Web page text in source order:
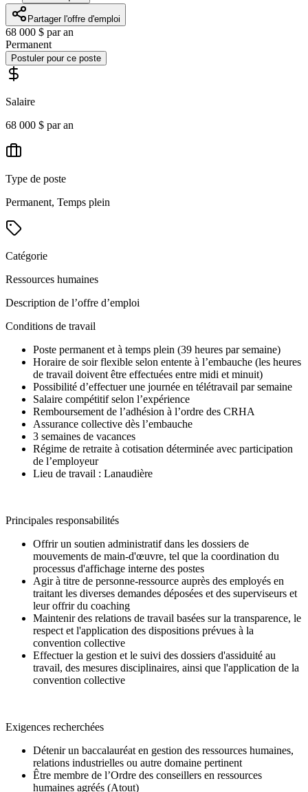
Partager l'offre d'emploi
68 000 $ par an
Permanent
Postuler pour ce poste
Salaire
68 000 $ par an
Type de poste
Permanent, Temps plein
Catégorie
Ressources humaines
Description de l’offre d’emploi
Conditions de travail
Poste permanent et à temps plein (39 heures par semaine)
Horaire de soir flexible selon entente à l’embauche (les heures
de travail doivent être effectuées entre midi et minuit)
Possibilité d’effectuer une journée en télétravail par semaine
Salaire compétitif selon l’expérience
Remboursement de l’adhésion à l’ordre des CRHA
Assurance collective dès l’embauche
3 semaines de vacances
Régime de retraite à cotisation déterminée avec participation
de l’employeur
Lieu de travail : Lanaudière
Principales responsabilités
Offrir un soutien administratif dans les dossiers de
mouvements de main-d'œuvre, tel que la coordination du
processus d'affichage interne des postes
Agir à titre de personne-ressource auprès des employés en
traitant les diverses demandes déposées et des superviseurs et
leur offrir du coaching
Maintenir des relations de travail basées sur la transparence, le
respect et l'application des dispositions prévues à la
convention collective
Effectuer la gestion et le suivi des dossiers d'assiduité au
travail, des mesures disciplinaires, ainsi que l'application de la
convention collective
Exigences recherchées
Détenir un baccalauréat en gestion des ressources humaines,
relations industrielles ou autre domaine pertinent
Être membre de l’Ordre des conseillers en ressources
humaines agréés (Atout)